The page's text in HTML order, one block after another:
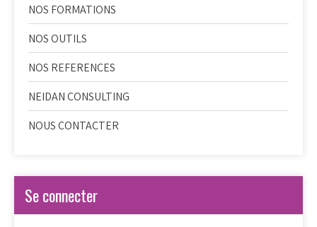
NOS FORMATIONS
NOS OUTILS
NOS REFERENCES
NEIDAN CONSULTING
NOUS CONTACTER
Se connecter